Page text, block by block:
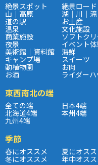
絶景スポット 絶景ロード
山｜高原 湖｜川｜滝
道の駅 お土産
温泉 文化施設
商業施設 ソフトク
夜景 イベント
美術館｜資料館 海鮮
キャンプ場 スイーツ
動植物園 お肉
お酒 ライダーハ
東西南北の端
全ての端 日本4端
北海道4端 本州4端
九州4端
季節
春にオススメ 夏にオスス
冬にオススメ 年中オスス